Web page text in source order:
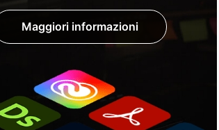
Maggiori informazioni